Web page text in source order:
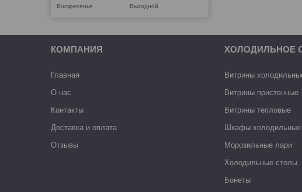
Воскресенье
Выходной
КОМПАНИЯ
Главная
О нас
Контакты
Доставка и оплата
Отзывы
ХОЛОДИЛЬНОЕ
Витрины
Витрины пристенные
Витрины тепловые
Шкафы холодильные
Морозильные лари
Холодильные столы
Бонеты